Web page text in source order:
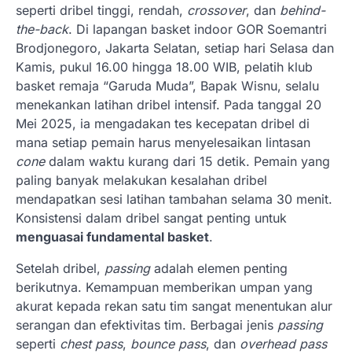
seperti dribel tinggi, rendah, crossover, dan behind-
the-back. Di lapangan basket indoor GOR Soemantri
Brodjonegoro, Jakarta Selatan, setiap hari Selasa dan
Kamis, pukul 16.00 hingga 18.00 WIB, pelatih klub
basket remaja “Garuda Muda”, Bapak Wisnu, selalu
menekankan latihan dribel intensif. Pada tanggal 20
Mei 2025, ia mengadakan tes kecepatan dribel di
mana setiap pemain harus menyelesaikan lintasan
conedalam waktu kurang dari 15 detik. Pemain yang
paling banyak melakukan kesalahan dribel
mendapatkan sesi latihan tambahan selama 30 menit.
Konsistensi dalam dribel sangat penting untuk
menguasai fundamental basket.
Setelah dribel, passingadalah elemen penting
berikutnya. Kemampuan memberikan umpan yang
akurat kepada rekan satu tim sangat menentukan alur
serangan dan efektivitas tim. Berbagai jenis passing
seperti chest pass, bounce pass, dan overhead pass